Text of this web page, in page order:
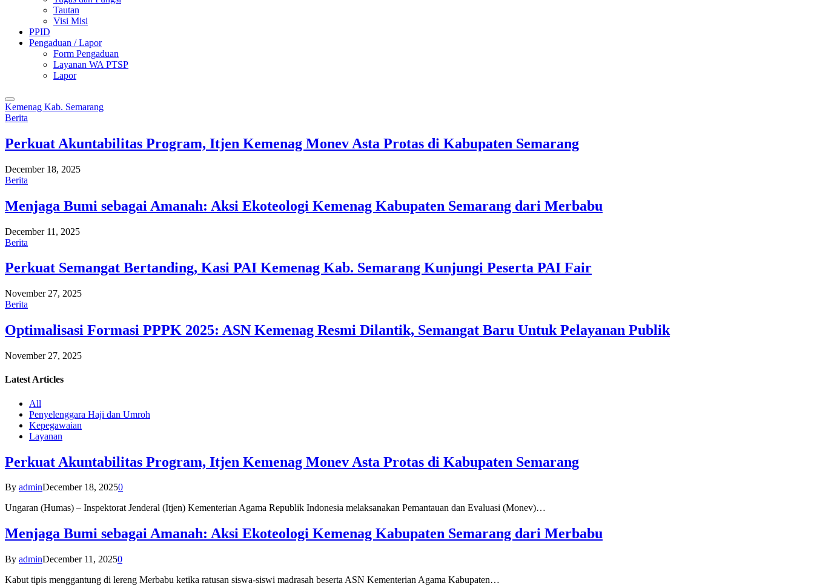
Tautan
Visi Misi
PPID
Pengaduan / Lapor
Form Pengaduan
Layanan WA PTSP
Lapor
Kemenag Kab. Semarang
Berita
Perkuat Akuntabilitas Program, Itjen Kemenag Monev Asta Protas di Kabupaten Semarang
December 18, 2025
Berita
Menjaga Bumi sebagai Amanah: Aksi Ekoteologi Kemenag Kabupaten Semarang dari Merbabu
December 11, 2025
Berita
Perkuat Semangat Bertanding, Kasi PAI Kemenag Kab. Semarang Kunjungi Peserta PAI Fair
November 27, 2025
Berita
Optimalisasi Formasi PPPK 2025: ASN Kemenag Resmi Dilantik, Semangat Baru Untuk Pelayanan Publik
November 27, 2025
Latest Articles
All
Penyelenggara Haji dan Umroh
Kepegawaian
Layanan
Perkuat Akuntabilitas Program, Itjen Kemenag Monev Asta Protas di Kabupaten Semarang
By adminDecember 18, 20250
Ungaran (Humas) – Inspektorat Jenderal (Itjen) Kementerian Agama Republik Indonesia melaksanakan Pemantauan dan Evaluasi (Monev)…
Menjaga Bumi sebagai Amanah: Aksi Ekoteologi Kemenag Kabupaten Semarang dari Merbabu
By adminDecember 11, 20250
Kabut tipis menggantung di lereng Merbabu ketika ratusan siswa-siswi madrasah beserta ASN Kementerian Agama Kabupaten…